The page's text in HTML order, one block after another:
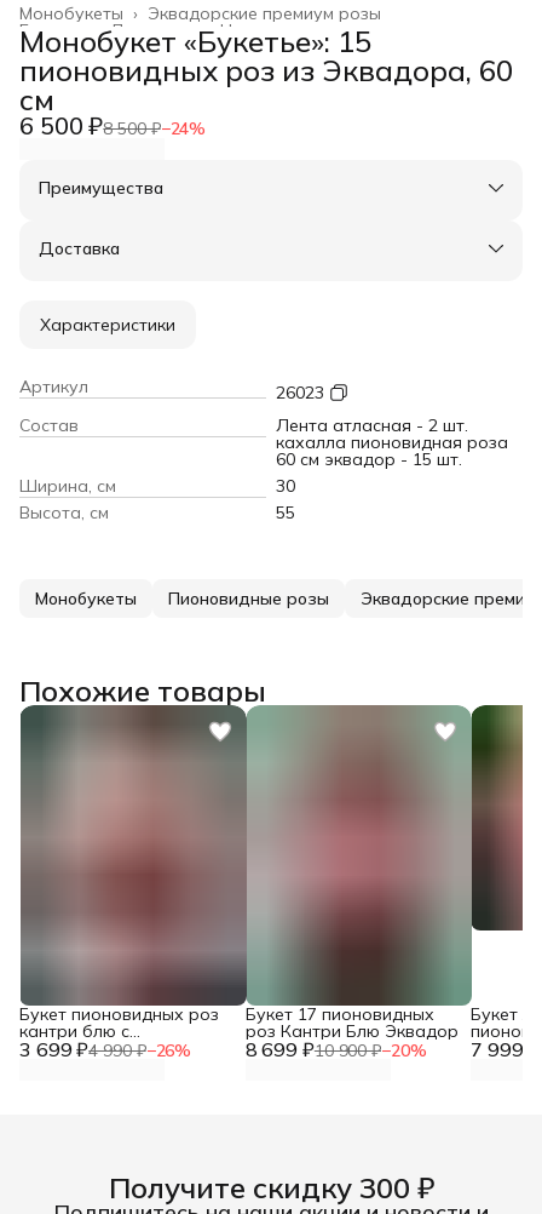
Эквадорские премиум розы
Монобукеты ›
Цветы и растения
Дом и сад ›
Главная ›
Монобукет «Букетье»: 15
пионовидных роз из Эквадора, 60
см
6 500 ₽8 500 ₽−24%
Преимущества
Оплата частями в Сплит
Удобный возврат
Доставка
Характеристики
Артикул
26023
Состав
Лента атласная - 2 шт.
кахалла пионовидная роза
60 см эквадор - 15 шт.
Ширина, см
30
Высота, см
55
Монобукеты Пионовидные розы Эквадорские
Похожие товары
3 699 ₽4 990 ₽−26%
Букет пионовидных роз
кантри блю с
альстромериями 8 699 ₽10 900 ₽−20%
Букет 17 пионовидных
роз Кантри Блю Эквадор
7 999 ₽
Букет
Получите скидку 300 ₽